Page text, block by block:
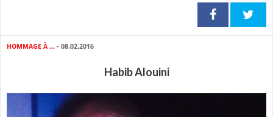
HOMMAGE À ... - 08.02.2016
Habib Alouini